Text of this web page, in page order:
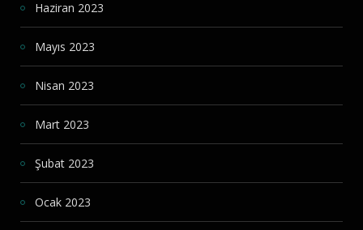
Haziran 2023
Mayıs 2023
Nisan 2023
Mart 2023
Şubat 2023
Ocak 2023